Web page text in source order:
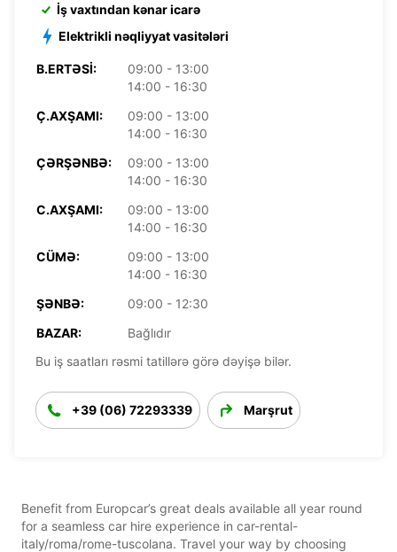
İş vaxtından kənar icarə
Elektrikli nəqliyyat vasitələri
B.ERTƏSI:
09:00 - 13:00
14:00 - 16:30
Ç.AXŞAMI:
09:00 - 13:00
14:00 - 16:30
ÇƏRŞƏNBƏ:
09:00 - 13:00
14:00 - 16:30
C.AXŞAMI:
09:00 - 13:00
14:00 - 16:30
CÜMƏ:
09:00 - 13:00
14:00 - 16:30
ŞƏNBƏ:
09:00 - 12:30
BAZAR:
Bağlıdır
Bu iş saatları rəsmi tatillərə görə dəyişə bilər.
+39 (06) 72293339 Marşrut
Benefit from Europcar’s great deals available all year round
for a seamless car hire experience in car-rental-
italy/roma/rome-tuscolana. Travel your way by choosing